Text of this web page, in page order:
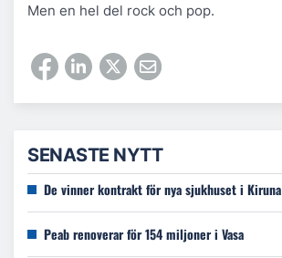
Men en hel del rock och pop.
SENASTE NYTT
De vinner kontrakt för nya sjukhuset i Kiruna
Peab renoverar för 154 miljoner i Vasa